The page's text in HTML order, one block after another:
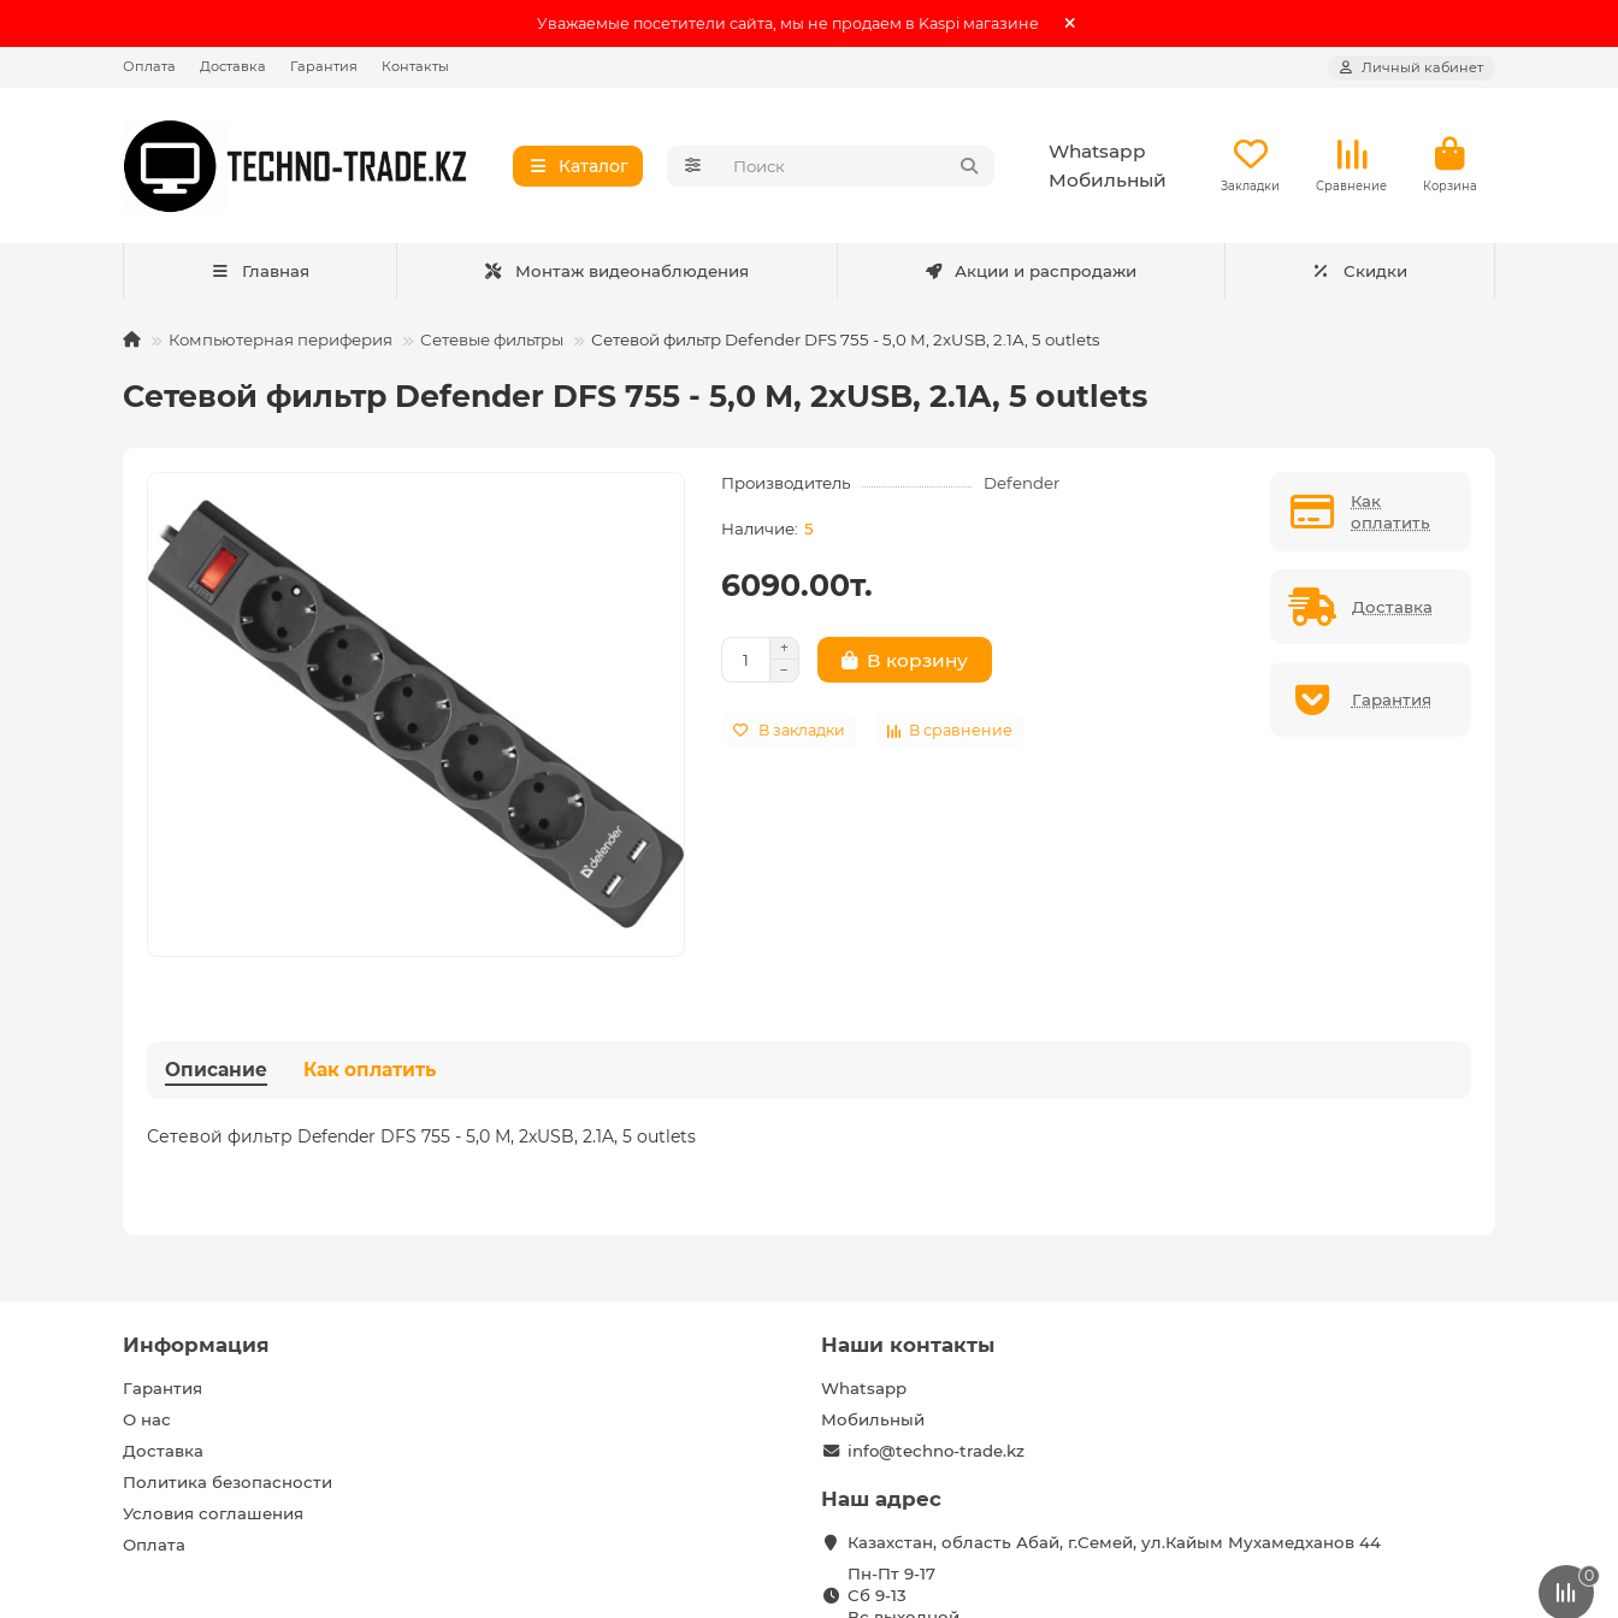
Уважаемые посетители сайта, мы не продаем в Kaspi магазине
Оплата Доставка Гарантия Контакты Личный кабинет
Каталог
Whatsapp
Мобильный
Закладки Сравнение Корзина
Главная Монтаж видеонаблюдения Акции и распродажи Скидки
Компьютерная периферия Сетевые фильтры Сетевой фильтр Defender DFS 755 - 5,0 М, 2xUSB, 2.1A, 5 outlets
Сетевой фильтр Defender DFS 755 - 5,0 М, 2xUSB, 2.1A, 5 outlets
Производитель Defender
5
6090.00т.
В корзину
В закладки В сравнение
Как
оплатить
Доставка
Гарантия
Описание Как оплатить
Сетевой фильтр Defender DFS 755 - 5,0 М, 2xUSB, 2.1A, 5 outlets
Информация
Гарантия
О нас
Доставка
Политика безопасности
Условия соглашения
Оплата
Наши контакты
Whatsapp
Мобильный
info@techno-trade.kz
Наш адрес
Казахстан, область Абай, г.Семей, ул.Кайым Мухамедханов 44
Пн-Пт 9-17
Сб 9-13
0